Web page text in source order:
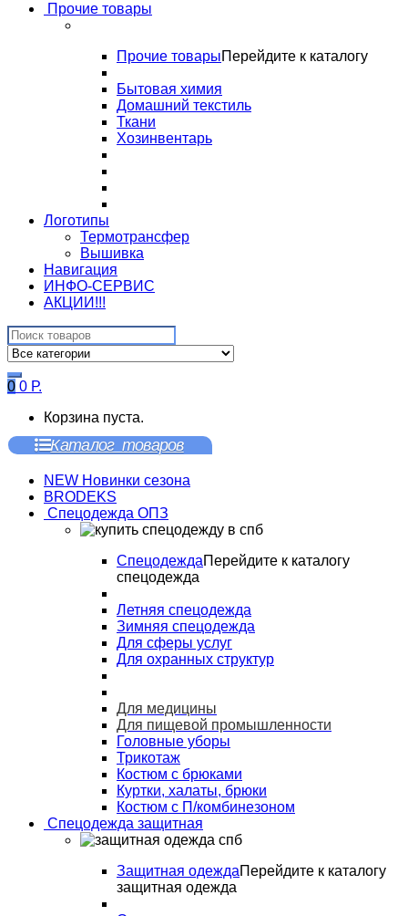
Прочие товары
Прочие товарыПерейдите к каталогу
Бытовая химия
Домашний текстиль
Ткани
Хозинвентарь
Логотипы
Термотрансфер
Вышивка
Навигация
ИНФО-СЕРВИС
АКЦИИ!!!
Search
for:
0 0 Р.
Корзина пуста.
Каталог товаров
NEW Новинки сезона
BRODEKS
Спецодежда ОПЗ
СпецодеждаПерейдите к каталогу
спецодежда
Летняя спецодежда
Зимняя спецодежда
Для сферы услуг
Для охранных структур
Для медицины
Для пищевой промышленности
Головные уборы
Трикотаж
Костюм с брюками
Куртки, халаты, брюки
Костюм с П/комбинезоном
Спецодежда защитная
Защитная одеждаПерейдите к каталогу
защитная одежда